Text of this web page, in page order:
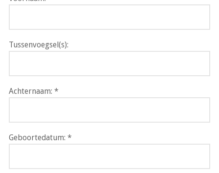
Tussenvoegsel(s):
Achternaam:
Geboortedatum: